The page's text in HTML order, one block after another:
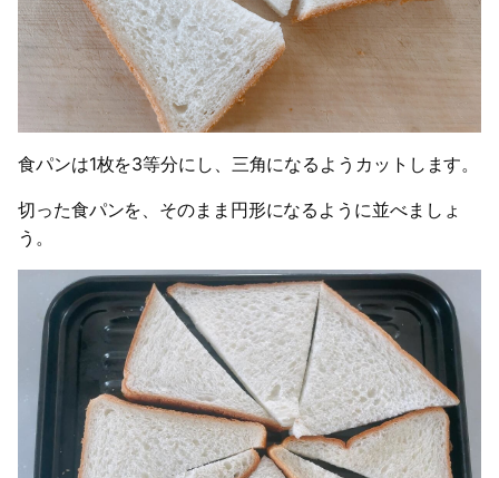
食パンは1枚を3等分にし、三角になるようカットします。
切った食パンを、そのまま円形になるように並べましょ
う。